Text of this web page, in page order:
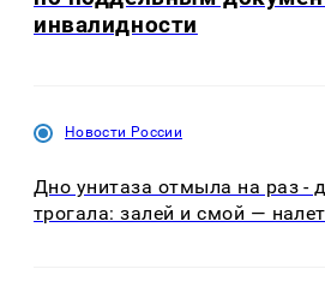
инвалидности
Новости России
Дно унитаза отмыла на раз -
трогала: залей и смой —